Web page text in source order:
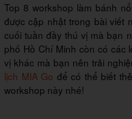
Top 8 workshop làm bánh
được cập nhật trong bài viết
cuối tuần đầy thú vị mà bạn
phố Hồ Chí Minh còn có các
vị khác mà bạn nên trải
lịch MIA Go để có thể biết
workshop này nhé!